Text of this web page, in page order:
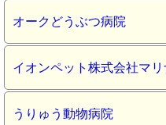
オークどうぶつ病院
イオンペット株式会社マ
うりゅう動物病院